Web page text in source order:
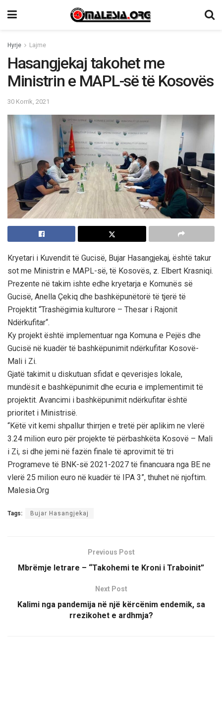
Hyrje Lajme
Hasangjekaj takohet me
Ministrin e MAPL-së të Kosovës
30 Korrik, 2021
Kryetari i Kuvendit të Gucisë, Bujar Hasangjekaj, është takur
sot me Ministrin e MAPL-së, të Kosovës, z. Elbert Krasniqi.
Prezente në takim ishte edhe kryetarja e Komunës së
Gucisë, Anella Çekiq dhe bashkëpunëtorë të tjerë të
Projektit “Trashëgimia kulturore – Thesar i Rajonit
Ndërkufitar“.
Ky projekt është implementuar nga Komuna e Pejës dhe
Gucisë në kuadër të bashkëpunimit ndërkufitar Kosovë-
Mali i Zi.
Gjatë takimit u diskutuan sfidat e qeverisjes lokale,
mundësit e bashkëpunimit dhe ecuria e implementimit të
projektit. Avancimi i bashkëpunimit ndërkufitar është
prioritet i Ministrisë.
“Këtë vit kemi shpallur thirrjen e tretë për aplikim ne vlerë
3.24 milion euro për projekte të përbashkëta Kosovë – Mali
i Zi, si dhe jemi në fazën finale të aprovimit të tri
Programeve të BNK-së 2021-2027 të financuara nga BE ne
vlerë 25 milion euro në kuadër të IPA 3”, thuhet në njoftim.
Malesia.Org
Tags: Bujar Hasangjekaj
Previous Post
Mbrëmje letrare – “Takohemi te Kroni i Traboinit”
Next Post
Kalimi nga pandemija në një kërcënim endemik, sa
rrezikohet e ardhmja?